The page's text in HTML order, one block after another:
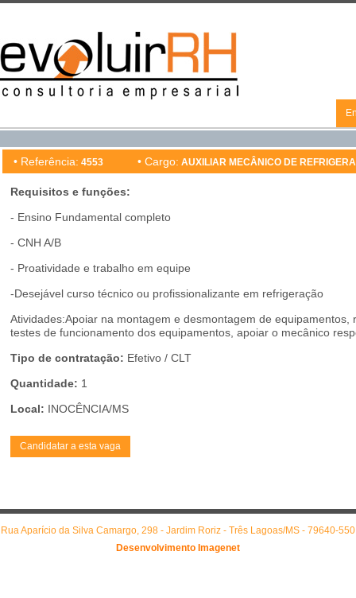
• Referência: 4553 • Cargo: AUXILIAR MECÂNICO DE
Requisitos e funções:
- Ensino Fundamental completo
- CNH A/B
- Proatividade e trabalho em equipe
-Desejável curso técnico ou profissionalizante em refrigeração
Atividades:Apoiar na montagem e desmontagem de
testes de funcionamento dos equipamentos, apoiar o mecânico
Tipo de contratação: Efetivo / CLT
Quantidade: 1
Local: INOCÊNCIA/MS
Rua Aparício da Silva Camargo, 298 - Jardim Roriz - Três Lagoas/MS - 79640-550
Desenvolvimento Imagenet